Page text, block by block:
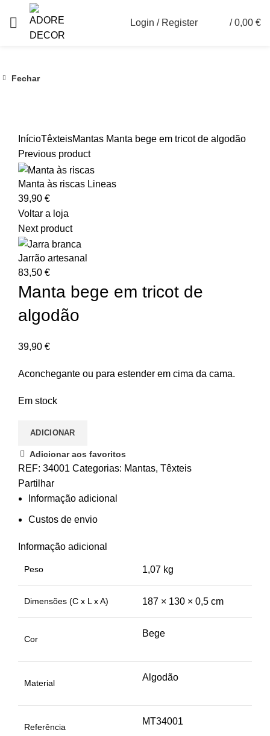
Login / Register / 0,00 €
InícioTêxteisMantas Manta bege em tricot de algodão
Previous product
Manta às riscas Lineas
39,90 €
Voltar a loja
Next product
Jarrão artesanal
83,50 €
Manta bege em tricot de
algodão
39,90 €
Aconchegante ou para estender em cima da cama.
Em stock
ADICIONAR
Adicionar aos favoritos
REF: 34001 Categorias: Mantas, Têxteis
Partilhar
Informação adicional
Custos de envio
Informação adicional
Peso 1,07 kg
Dimensões (C x L x A) 187 × 130 × 0,5 cm
Cor
Bege
Material
Algodão
Referência
MT34001
Fechar